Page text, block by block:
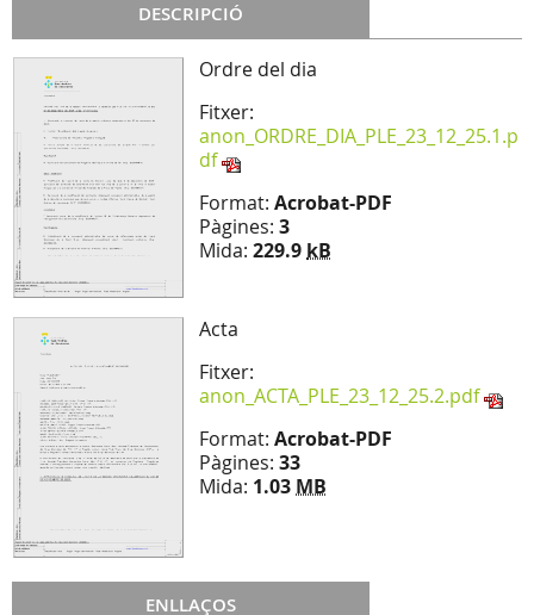
DESCRIPCIÓ
Ordre del dia
Fitxer:
anon_ORDRE_DIA_PLE_23_12_25.1.p
df
Format: Acrobat-PDF
Pàgines: 3
Mida: 229.9 kB
Acta
Fitxer:
anon_ACTA_PLE_23_12_25.2.pdf
Format: Acrobat-PDF
Pàgines: 33
Mida: 1.03 MB
ENLLAÇOS